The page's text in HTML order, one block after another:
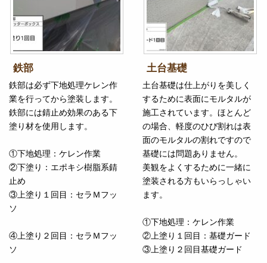
鉄部
鉄部は必ず下地処理ケレン作
業を行ってから塗装します。
鉄部には錆止め効果のある下
塗り材を使用します。
①下地処理：ケレン作業
②下塗り：エポキシ樹脂系錆
止め
③上塗り１回目：セラＭフッ
ソ
④上塗り２回目：セラＭフッ
ソ
土台基礎
土台基礎は仕上がりを美しく
するために表面にモルタルが
施工されています。ほとんど
の場合、軽度のひび割れは表
面のモルタルの割れですので
基礎には問題ありません。
美観をよくするために一緒に
塗装される方もいらっしゃい
ます。
①下地処理：ケレン作業
②上塗り１回目：基礎ガード
③上塗り２回目基礎ガード